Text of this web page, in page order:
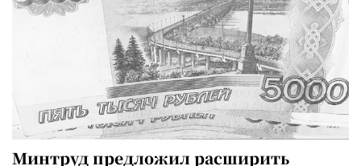
Минтруд предложил расширить